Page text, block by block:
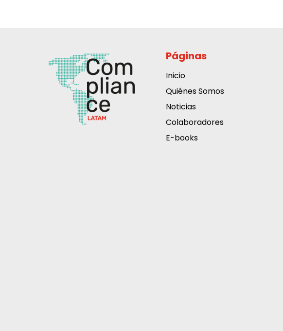
Páginas
Inicio
Quiénes Somos
Noticias
Colaboradores
E-books